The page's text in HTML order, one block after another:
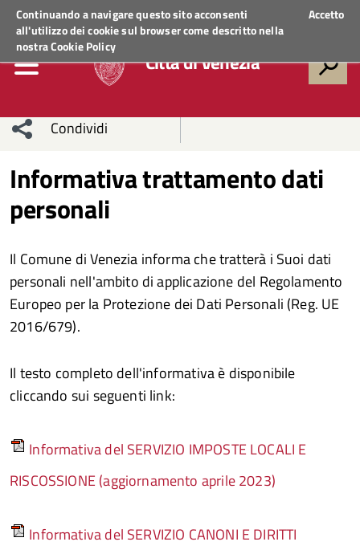
Continuando a navigare questo sito acconsenti
all'utilizzo dei cookie sul browser come descritto nella
nostraCookie Policy
Accetto
Regione VenetoACCEDI AI SERVIZI
Città di Venezia
Condividi
sui social
network
Condividi
Condividi
Facebook
Twitter
Condividi
su
Facebook
Condividi
su
Informativa trattamento dati
personali
Il Comune di Venezia informa che tratterà i Suoi dati
personali nell'ambito di applicazione del Regolamento
Europeo per la Protezione dei Dati Personali (Reg. UE
2016/679).
Il testo completo dell'informativa è disponibile
cliccando sui seguenti link:
Informativa del SERVIZIO IMPOSTE LOCALI E
RISCOSSIONE (aggiornamento aprile 2023)
Informativa del SERVIZIO CANONI E DIRITTI